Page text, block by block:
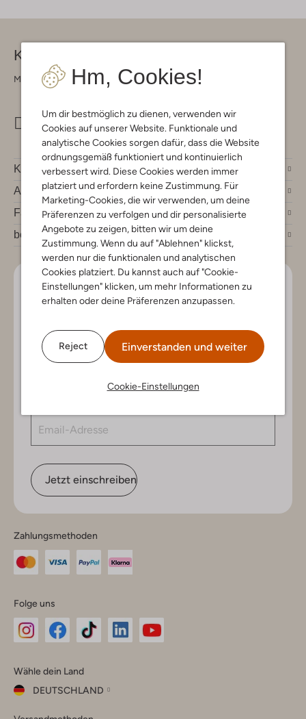
Hm, Cookies!
Um dir bestmöglich zu dienen, verwenden wir
Cookies auf unserer Website. Funktionale und
analytische Cookies sorgen dafür, dass die Website
ordnungsgemäß funktioniert und kontinuierlich
verbessert wird. Diese Cookies werden immer
platziert und erfordern keine Zustimmung. Für
Marketing-Cookies, die wir verwenden, um deine
Präferenzen zu verfolgen und dir personalisierte
Angebote zu zeigen, bitten wir um deine
Zustimmung. Wenn du auf "Ablehnen" klickst,
werden nur die funktionalen und analytischen
Cookies platziert. Du kannst auch auf "Cookie-
Einstellungen" klicken, um mehr Informationen zu
erhalten oder deine Präferenzen anzupassen.
Reject Einverstanden und weiter
Cookie-Einstellungen
Kontakt
Montag - Freitag 09:00 - 17:00 uur
info@omoda.de
Kundenservice
Account
Fashion News
bei Omoda
Lass uns in Kontakt bleiben
exklusiven Angeboten, nur für dich. Abonniere den
Newsletter und gewinne einen Einkaufsgutschein im
Wert von €150.
Jetzt einschreiben
Zahlungsmethoden
Folge uns
Instagram
Facebook
TikTok
Wähle dein Land
DEUTSCHLAND